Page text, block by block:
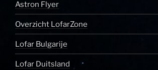
Astron Flyer
Overzicht LofarZone
Lofar Bulgarije
Lofar Duitsland